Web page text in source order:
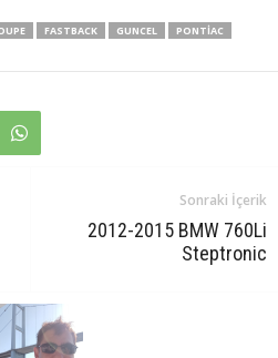
FASTBACK GUNCEL
PONTIAC
Sonraki İçerik
2012-2015 BMW 760Li
Steptronic